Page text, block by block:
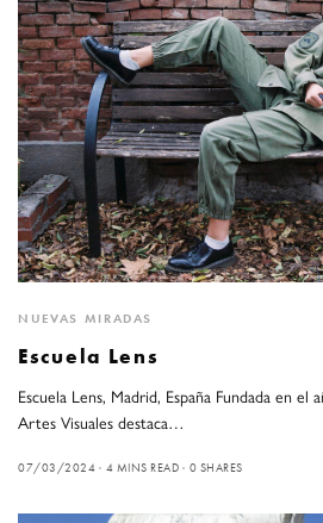
NUEVAS MIRADAS
Escuela Lens
Escuela Lens, Madrid, España Fundada en el
Artes Visuales destaca…
07/03/2024 4 MINS READ 0 SHARES